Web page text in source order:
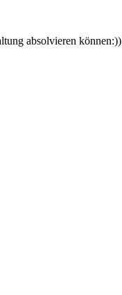
absolvieren können:))